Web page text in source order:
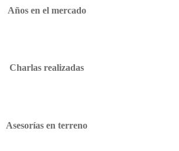
Años en el mercado
Charlas realizadas
Asesorías en terreno